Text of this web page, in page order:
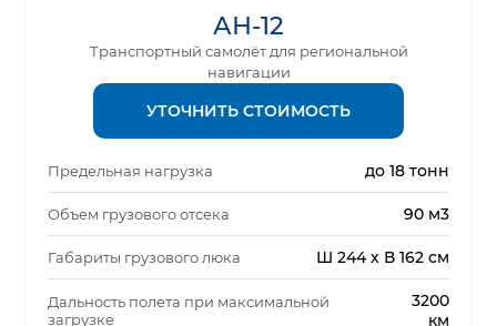
АН-12
Транспортный самолёт для региональной
навигации
УТОЧНИТЬ СТОИМОСТЬ
Предельная нагрузка до 18 тонн
Объем грузового отсека 90 м3
Габариты грузового люка Ш 244 x В 162 см
Дальность полета при максимальной
загрузке
3200
км